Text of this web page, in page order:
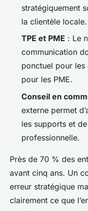
stratégiquement
la clientèle locale.
TPE et PME : Le
communication
ponctuel pour les
pour les PME.
Conseil en
externe permet
les supports et
professionnelle.
Près de 70 % des
avant cinq ans. Un
erreur stratégique
clairement ce que